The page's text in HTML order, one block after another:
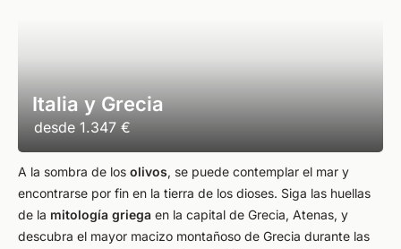
Italia y Grecia
desde 1.347 €
A la sombra de los olivos, se puede contemplar el mar y
encontrarse por fin en la tierra de los dioses. Siga las huellas
de la mitología griega en la capital de Grecia, Atenas, y
descubra el mayor macizo montañoso de Grecia durante las